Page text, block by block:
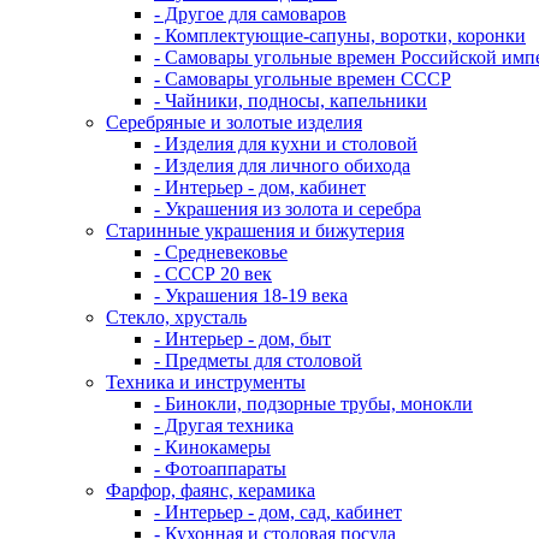
- Другое для самоваров
- Комплектующие-сапуны, воротки, коронки
- Самовары угольные времен Российской
- Самовары угольные времен СССР
- Чайники, подносы, капельники
Серебряные и золотые изделия
- Изделия для кухни и столовой
- Изделия для личного обихода
- Интерьер - дом, кабинет
- Украшения из золота и серебра
Старинные украшения и бижутерия
- Средневековье
- СССР 20 век
- Украшения 18-19 века
Стекло, хрусталь
- Интерьер - дом, быт
- Предметы для столовой
Техника и инструменты
- Бинокли, подзорные трубы, монокли
- Другая техника
- Кинокамеры
- Фотоаппараты
Фарфор, фаянс, керамика
- Интерьер - дом, сад, кабинет
- Кухонная и столовая посуда